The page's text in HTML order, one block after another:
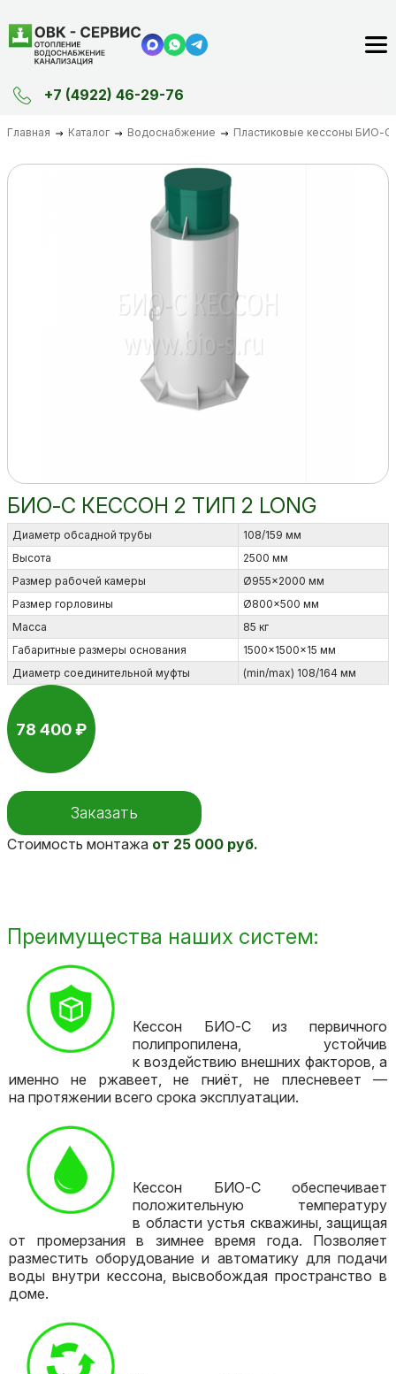
+7 (4922) 46-29-76
Главная Каталог Водоснабжение Пластиковые кессоны БИО-С
78 400 ₽
Заказать
Стоимость монтажа от 25 000 руб.
БИО-С КЕССОН 2 ТИП 2 LONG
Диаметр обсадной трубы
108/159 мм
Высота
2500 мм
Размер рабочей камеры
Ø955×2000 мм
Размер горловины
Ø800×500 мм
Масса
85 кг
Габаритные размеры основания
1500×1500×15 мм
Диаметр соединительной муфты
(min/max) 108/164 мм
Преимущества наших систем:
Кессон БИО-С из первичного
полипропилена, устойчив
к воздействию внешних факторов, а
именно не ржавеет, не гниёт, не плесневеет —
на протяжении всего срока эксплуатации.
Кессон БИО-С обеспечивает
положительную температуру
в области устья скважины, защищая
от промерзания в зимнее время года. Позволяет
разместить оборудование и автоматику для подачи
воды внутри кессона, высвобождая пространство в
доме.